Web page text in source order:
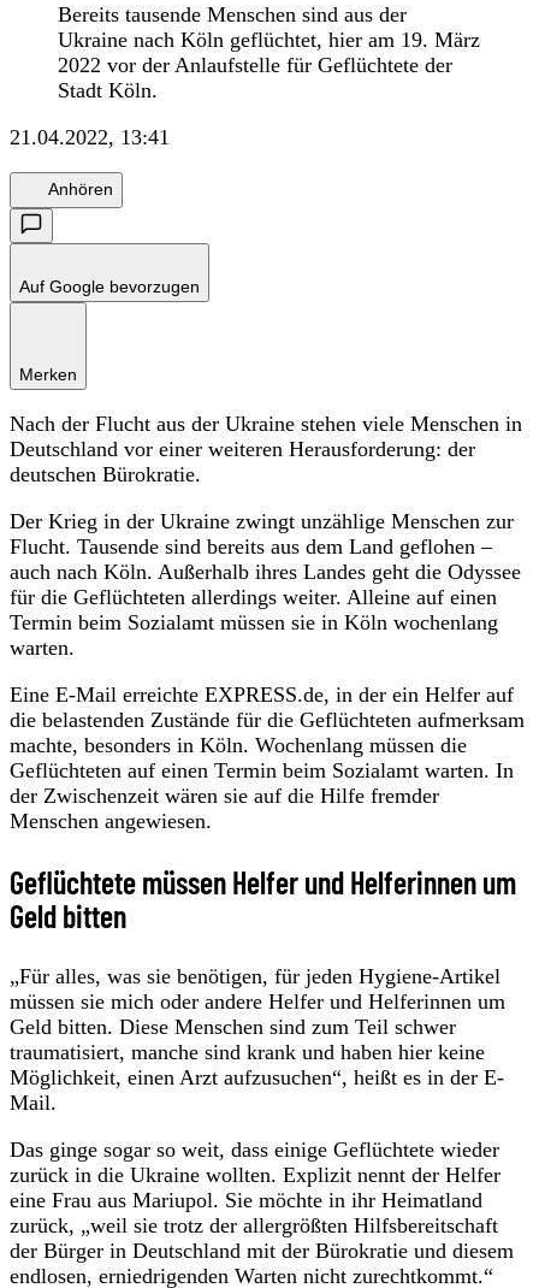
Bereits tausende Menschen sind aus der
Ukraine nach Köln geflüchtet, hier am 19. März
2022 vor der Anlaufstelle für Geflüchtete der
Stadt Köln.
21.04.2022, 13:41
Anhören
Auf Google bevorzugen
Merken
Nach der Flucht aus der Ukraine stehen viele Menschen in
Deutschland vor einer weiteren Herausforderung: der
deutschen Bürokratie.
Der Krieg in der Ukraine zwingt unzählige Menschen zur
Flucht. Tausende sind bereits aus dem Land geflohen –
auch nach Köln. Außerhalb ihres Landes geht die Odyssee
für die Geflüchteten allerdings weiter. Alleine auf einen
Termin beim Sozialamt müssen sie in Köln wochenlang
warten.
Eine E-Mail erreichte EXPRESS.de, in der ein Helfer auf
die belastenden Zustände für die Geflüchteten aufmerksam
machte, besonders in Köln. Wochenlang müssen die
Geflüchteten auf einen Termin beim Sozialamt warten. In
der Zwischenzeit wären sie auf die Hilfe fremder
Menschen angewiesen.
Geflüchtete müssen Helfer und Helferinnen um
Geld bitten
„Für alles, was sie benötigen, für jeden Hygiene-Artikel
müssen sie mich oder andere Helfer und Helferinnen um
Geld bitten. Diese Menschen sind zum Teil schwer
traumatisiert, manche sind krank und haben hier keine
Möglichkeit, einen Arzt aufzusuchen“, heißt es in der E-
Mail.
Das ginge sogar so weit, dass einige Geflüchtete wieder
zurück in die Ukraine wollten. Explizit nennt der Helfer
eine Frau aus Mariupol. Sie möchte in ihr Heimatland
zurück, „weil sie trotz der allergrößten Hilfsbereitschaft
der Bürger in Deutschland mit der Bürokratie und diesem
endlosen, erniedrigenden Warten nicht zurechtkommt.“